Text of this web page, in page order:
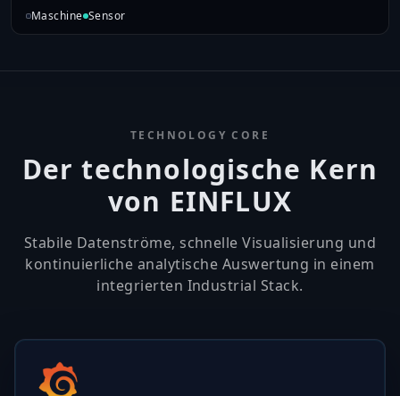
Maschine Sensor
TECHNOLOGY CORE
Der technologische Kern
von EINFLUX
Stabile Datenströme, schnelle Visualisierung und
kontinuierliche analytische Auswertung in einem
integrierten Industrial Stack.